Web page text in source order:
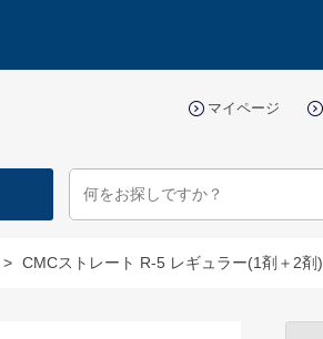
マイページ
> CMCストレート R-5 レギュラー(1剤＋2剤)